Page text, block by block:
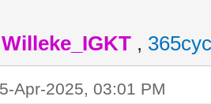
Willeke_IGKT ,
Apr-2025, 03:01 PM